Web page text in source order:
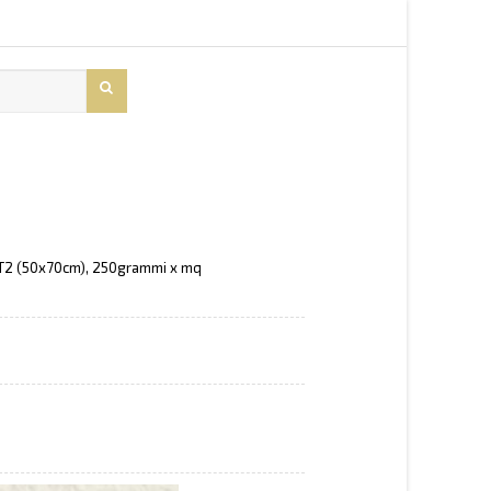
(50x70cm), 250grammi x mq